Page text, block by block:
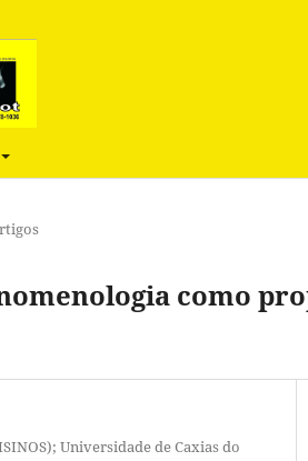
como
Universidade de Caxias do